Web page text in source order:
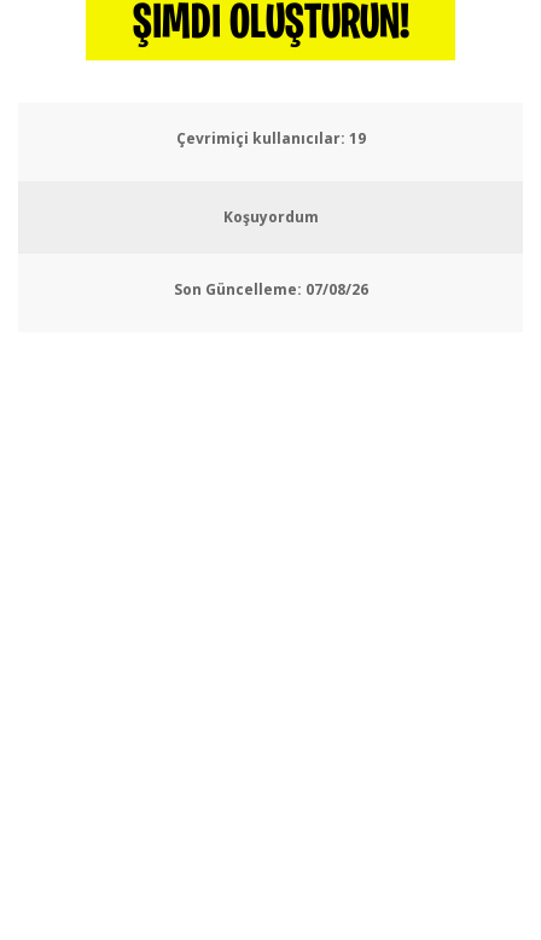
ŞIMDI OLUŞTURUN!
Çevrimiçi kullanıcılar: 20
Koşuyordum
Son Güncelleme: 07/08/26